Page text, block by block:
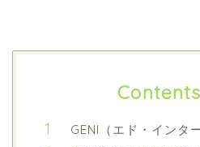
Contents
GENI（エド・インタ